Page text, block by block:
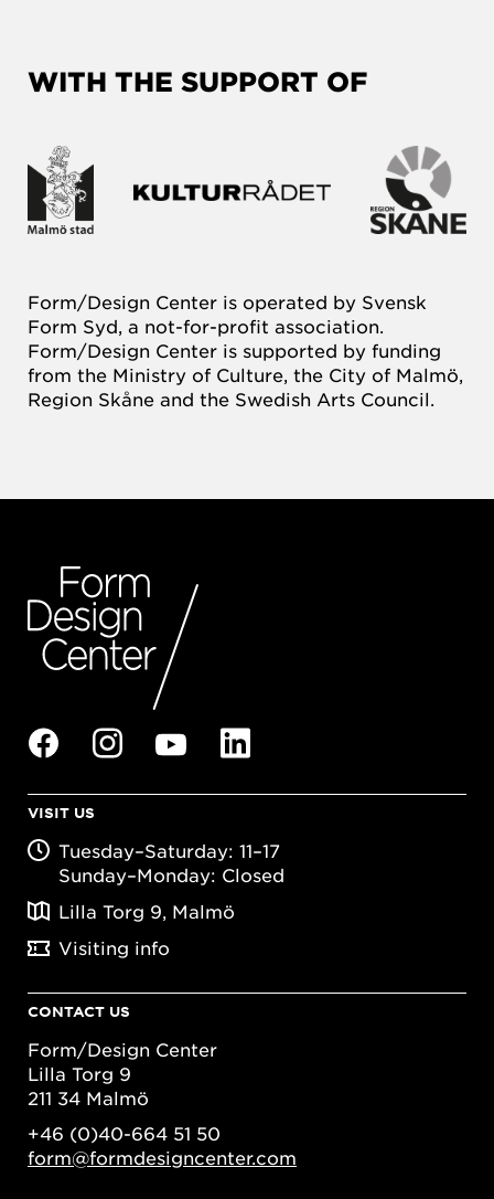
WITH THE SUPPORT OF
Form/Design Center is operated by Svensk
Form Syd, a not-for-profit association.
Form/Design Center is supported by funding
from the Ministry of Culture, the City of Malmö,
Region Skåne and the Swedish Arts Council.
VISIT US
Tuesday–Saturday: 11–17
Sunday–Monday: Closed
Lilla Torg 9, Malmö
Visiting info
CONTACT US
Form/Design Center
Lilla Torg 9
211 34 Malmö
+46 (0)40-664 51 50
form@formdesigncenter.com